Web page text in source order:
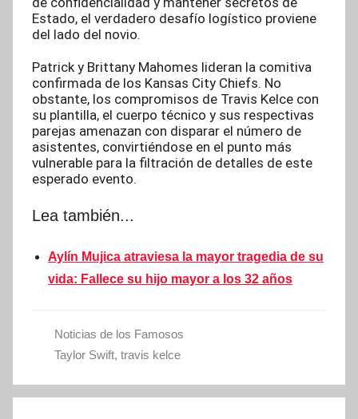
Estado, el verdadero desafío logístico proviene
del lado del novio.
Patrick y Brittany Mahomes lideran la comitiva
confirmada de los Kansas City Chiefs. No
obstante, los compromisos de Travis Kelce con
su plantilla, el cuerpo técnico y sus respectivas
parejas amenazan con disparar el número de
asistentes, convirtiéndose en el punto más
vulnerable para la filtración de detalles de este
esperado evento.
Lea también...
Aylín Mujica atraviesa la mayor tragedia de su
vida: Fallece su hijo mayor a los 32 años
Noticias de los Famosos
Taylor Swift, travis kelce